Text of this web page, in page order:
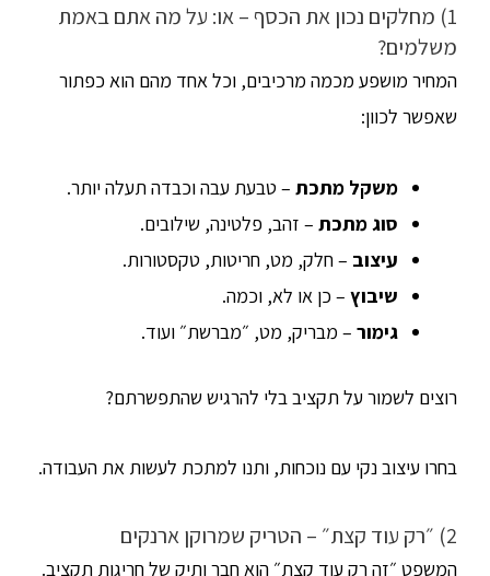
1) מחלקים נכון את הכסף – או: על מה אתם באמת
משלמים?
המחיר מושפע מכמה מרכיבים, וכל אחד מהם הוא כפתור
שאפשר לכוון:
משקל מתכת – טבעת עבה וכבדה תעלה יותר.
סוג מתכת – זהב, פלטינה, שילובים.
עיצוב – חלק, מט, חריטות, טקסטורות.
שיבוץ – כן או לא, וכמה.
גימור – מבריק, מט, ״מברשת״ ועוד.
רוצים לשמור על תקציב בלי להרגיש שהתפשרתם?
בחרו עיצוב נקי עם נוכחות, ותנו למתכת לעשות את העבודה.
2) ״רק עוד קצת״ – הטריק שמרוקן ארנקים
המשפט ״זה רק עוד קצת״ הוא חבר ותיק של חריגות תקציב.